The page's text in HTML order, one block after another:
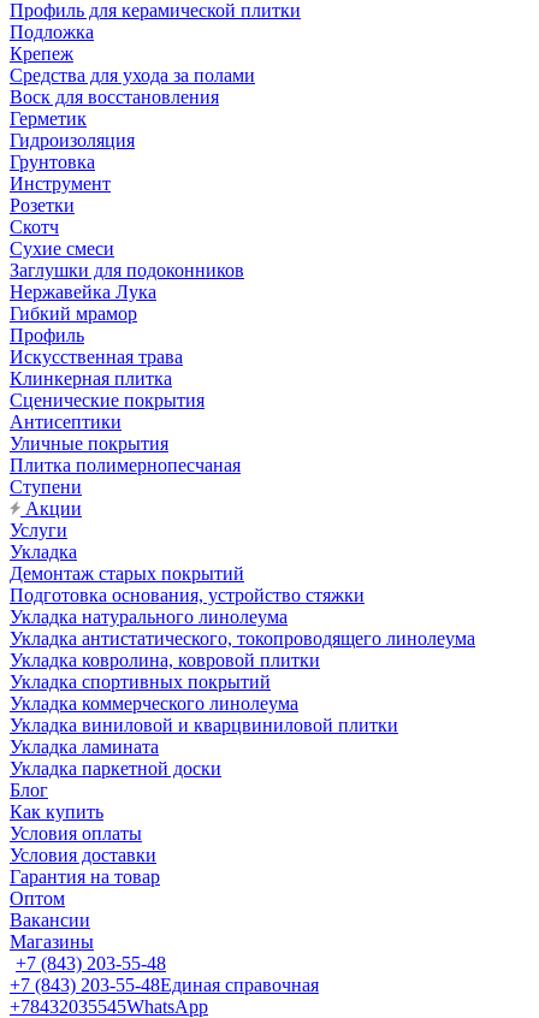
Профиль для керамической плитки
Подложка
Крепеж
Средства для ухода за полами
Воск для восстановления
Герметик
Гидроизоляция
Грунтовка
Инструмент
Розетки
Скотч
Сухие смеси
Заглушки для подоконников
Нержавейка Лука
Гибкий мрамор
Профиль
Искусственная трава
Клинкерная плитка
Сценические покрытия
Антисептики
Уличные покрытия
Плитка полимернопесчаная
Ступени
Акции
Услуги
Укладка
Демонтаж старых покрытий
Подготовка основания, устройство стяжки
Укладка натурального линолеума
Укладка антистатического, токопроводящего линолеума
Укладка ковролина, ковровой плитки
Укладка спортивных покрытий
Укладка коммерческого линолеума
Укладка виниловой и кварцвиниловой плитки
Укладка ламината
Укладка паркетной доски
Блог
Как купить
Условия оплаты
Условия доставки
Гарантия на товар
Оптом
Вакансии
Магазины
+7 (843) 203-55-48
+7 (843) 203-55-48Единая справочная
+78432035545WhatsApp